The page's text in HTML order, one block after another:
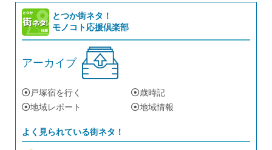
とつか街ネタ！
モノコト応援倶楽部
アーカイブ
戸塚宿を行く
歳時記
地域レポート
地域情報
よく見られている街ネタ！